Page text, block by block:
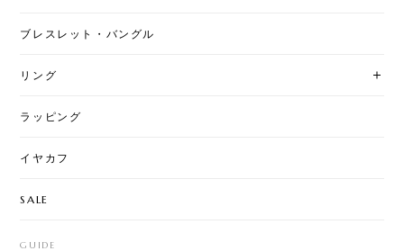
ブレスレット・バングル
リング
ラッピング
イヤカフ
SALE
GUIDE